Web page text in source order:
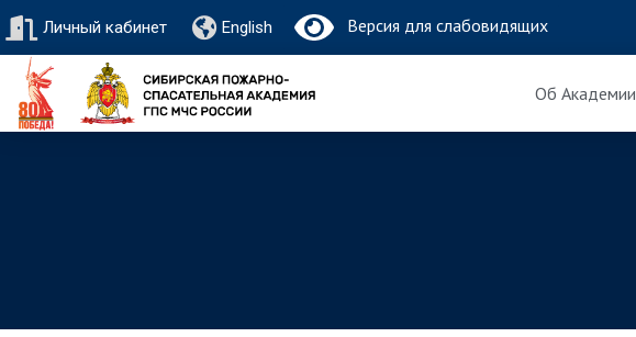
Личный кабинет English Версия для слабовидящих
Об Академии